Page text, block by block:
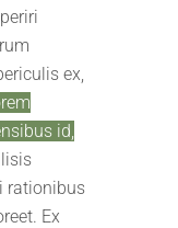
ex,
id,
rationibus
Ex